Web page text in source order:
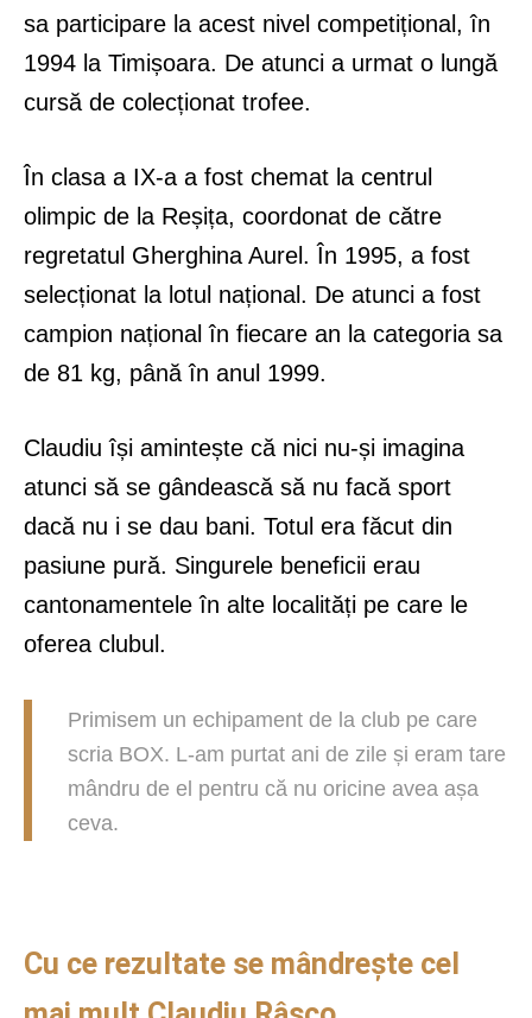
sa participare la acest nivel competițional, în
1994 la Timișoara. De atunci a urmat o lungă
cursă de colecționat trofee.
În clasa a IX-a a fost chemat la centrul
olimpic de la Reșița, coordonat de către
regretatul Gherghina Aurel. În 1995, a fost
selecționat la lotul național. De atunci a fost
campion național în fiecare an la categoria sa
de 81 kg, până în anul 1999.
Claudiu își amintește că nici nu-și imagina
atunci să se gândească să nu facă sport
dacă nu i se dau bani. Totul era făcut din
pasiune pură. Singurele beneficii erau
cantonamentele în alte localități pe care le
oferea clubul.
Primisem un echipament de la club pe care
scria BOX. L-am purtat ani de zile și eram tare
mândru de el pentru că nu oricine avea așa
ceva.
Cu ce rezultate se mândrește cel